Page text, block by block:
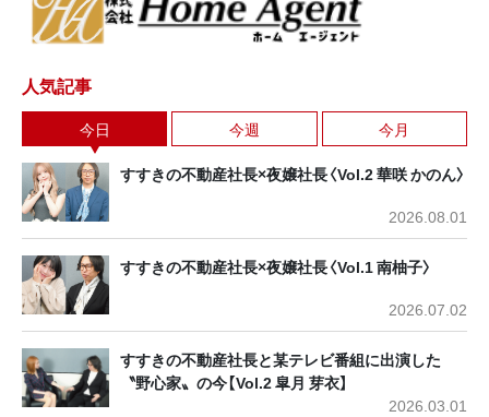
人気記事
今日 今週 今月
すすきの不動産社長×夜嬢社長〈Vol.2 華咲 かのん〉
2026.08.01
すすきの不動産社長×夜嬢社長〈Vol.1 南柚子〉
2026.07.02
すすきの不動産社長と某テレビ番組に出演した
〝野心家〟の今【Vol.2 皐月 芽衣】
2026.03.01